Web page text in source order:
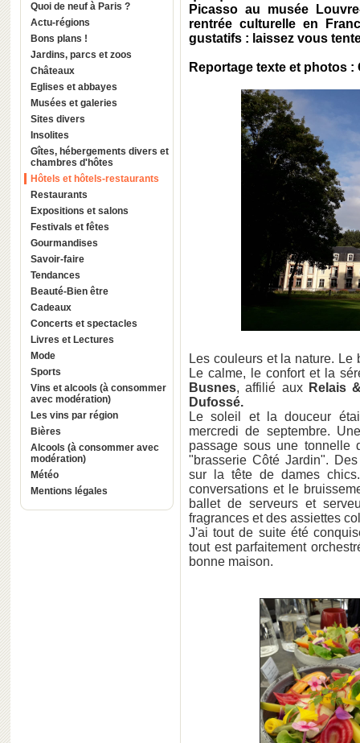
Quoi de neuf à Paris ?
Actu-régions
Bons plans !
Jardins, parcs et zoos
Châteaux
Eglises et abbayes
Musées et galeries
Sites divers
Insolites
Gîtes, hébergements divers et
chambres d'hôtes
Hôtels et hôtels-restaurants
Restaurants
Expositions et salons
Festivals et fêtes
Gourmandises
Savoir-faire
Tendances
Beauté-Bien être
Cadeaux
Concerts et spectacles
Livres et Lectures
Mode
Sports
Vins et alcools (à consommer
avec modération)
Les vins par région
Bières
Alcools (à consommer avec
modération)
Météo
Mentions légales
Picasso au musée
rentrée culturelle en
gustatifs : laissez vous
Reportage texte et photos :
Les couleurs et la nature.
Le calme, le confort et la
Busnes, affilié aux Relais
Dufossé.
Le soleil et la douceur
mercredi de septembre.
passage sous une tonnelle
"brasserie Côté Jardin".
sur la tête de dames
conversations et le
ballet de serveurs et
fragrances et des assiettes
J'ai tout de suite été
tout est parfaitement
bonne maison.